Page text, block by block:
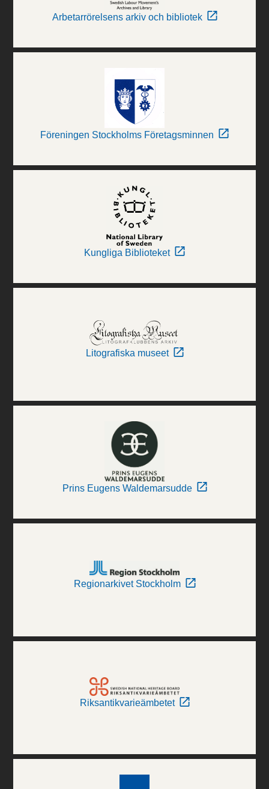
Arbetarrörelsens arkiv och bibliotek
Föreningen Stockholms Företagsminnen
Kungliga Biblioteket
Litografiska museet
Prins Eugens Waldemarsudde
Regionarkivet Stockholm
Riksantikvarieämbetet